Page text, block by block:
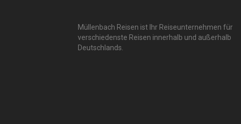
Müllenbach Reisen ist Ihr Reiseunternehmen für
verschiedenste Reisen innerhalb und außerhalb
Deutschlands.